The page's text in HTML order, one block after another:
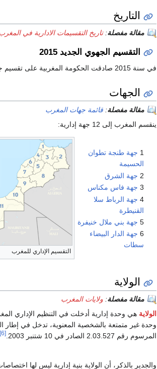
التاريخ
مقالة مفصلة:تاريخ التقسيمات الادارية في
التقسيم الجهوي الجديد 2015
في سنة 2015 صادقت الحكومة المغربية على تقسيم جديد إذ تقلّص عدد الجهات من 16 إلى 12 جهة.
الجهات
مقالة مفصلة: قائمة جهات المغرب
ينقسم المغرب إلى 12 جهة إدارية:
1 جهة طنجة تطوان
الحسيمة
2 جهة الشرق
3 جهة فاس مكناس
4 جهة الرباط سلا
القنيطرة
5 جهة بني ملال خنيفرة
6 جهة الدار البيضاء
سطات
التقسيم الإداري للمغرب
الولاية
مقالة مفصلة: ولايات المغرب
الولاية
المرسوم رقم 2.03.527 الصادر في 10 شتنبر 2003.
[6]
والجدير بالذكر، أن الولاية بنية إدارية ليس لها